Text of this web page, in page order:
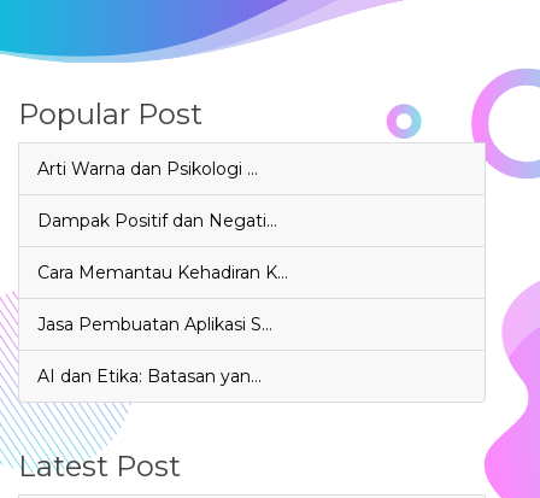
Popular Post
Arti Warna dan Psikologi …
Dampak Positif dan Negati…
Cara Memantau Kehadiran K…
Jasa Pembuatan Aplikasi S…
AI dan Etika: Batasan yan…
Latest Post